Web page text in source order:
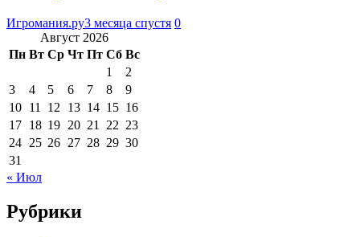
Игромания.ру3 месяца спустя 0
Август 2026
Пн Вт Ср Чт Пт Сб Вс
1
2
3
4 5 6 7 8
9
10 11 12 13 14 15 16
17 18 19 20 21 22 23
24 25 26 27 28 29 30
31
« Июл
Рубрики